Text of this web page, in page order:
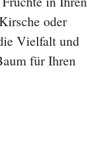
oder
Vielfalt und
für Ihren